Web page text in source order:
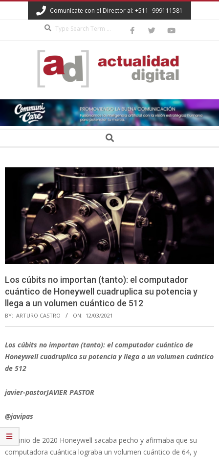
to
Comunícate con el Director al: +511- 999111581
ACTUALIDAD
DIGITAL Search
Los cúbits no importan (tanto): el computador
cuántico de Honeywell cuadruplica su potencia y
llega a un volumen cuántico de 512
BY: ARTURO CASTRO ON: 12/03/2021
Los cúbits no importan (tanto): el computador cuántico de
Honeywell cuadruplica su potencia y llega a un volumen cuántico
de 512
javier-pastorJAVIER PASTOR
@javipas
En junio de 2020 Honeywell sacaba pecho y afirmaba que su
computadora cuántica lograba un volumen cuántico de 64, y